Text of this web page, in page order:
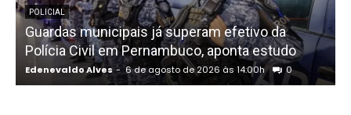
POLICIAL
Guardas municipais já superam efetivo da
Polícia Civil em Pernambuco, aponta estudo
Edenevaldo Alves - 6 de agosto de 2026 às 14:00h 0